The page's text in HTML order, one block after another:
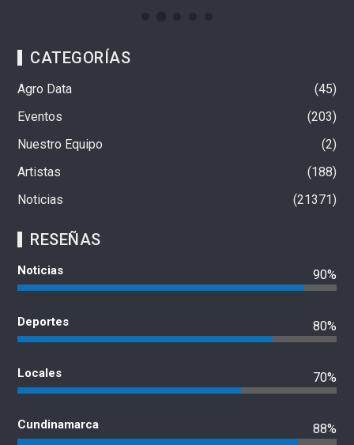
CATEGORÍAS
Agro Data
45
Eventos
203
Nuestro Equipo
2
Artistas
188
Noticias
21371
RESEÑAS
Noticias 90%
Deportes 80%
Locales 70%
Cundinamarca 88%